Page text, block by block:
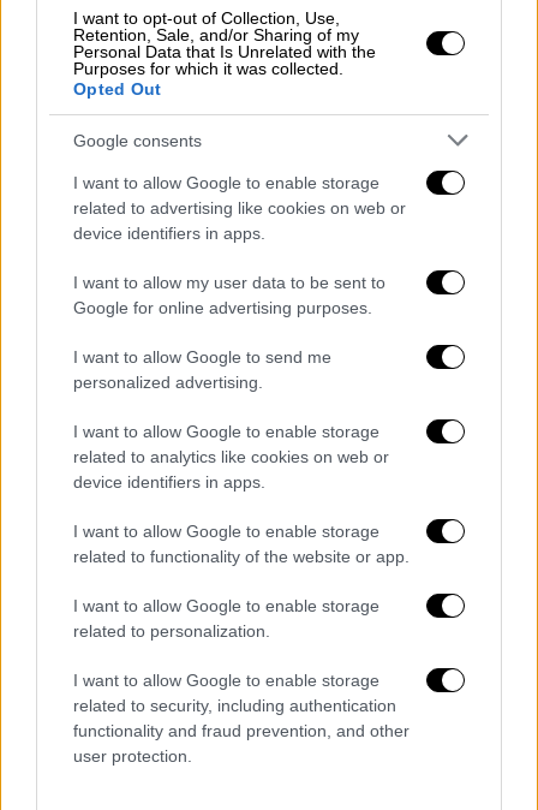
I want to opt-out of Collection, Use,
Retention, Sale, and/or Sharing of my
Personal Data that Is Unrelated with the
Purposes for which it was collected.
Opted Out
Google consents
I want to allow Google to enable storage
related to advertising like cookies on web or
device identifiers in apps.
I want to allow my user data to be sent to
Google for online advertising purposes.
I want to allow Google to send me
personalized advertising.
I want to allow Google to enable storage
related to analytics like cookies on web or
device identifiers in apps.
I want to allow Google to enable storage
related to functionality of the website or app.
I want to allow Google to enable storage
related to personalization.
I want to allow Google to enable storage
related to security, including authentication
functionality and fraud prevention, and other
user protection.
Δικαιούχοι είναι ο γονέας, οι γονείς ή οι
ασκούντες την επιμέλεια (ανάδοχοι,
κηδεμόνες κ.λπ.) ωφελούμενων παιδιών,
- κατά τα έτη 2024-2025, συμπλήρωσαν
συνολικά25 ημέρες ασφάλισης στον e-EΦΚΑ
ή/και ειδικής παροχής προστασίας
μητρότητας ή/και τακτικής επιδότησης
ανεργίας ή/και επιδότησης μακροχρόνιας
ανεργίας ή
- είναι εγγεγραμμένοι άνεργοι για
τουλάχιστον δύο μήνες κατά την ημερομηνία
λήξης της προθεσμίας υποβολής αιτήσεων ή
- είναι δικαιούχοι του βοηθήματος ανεργίας
ασφαλισμένων (τ. ΟΑΕΕ, τ. ΕΤΑΠ-ΜΜΕ και τ.
ΕΤΑΑ).
Τα κριτήρια επιλογής είναι οικονομικά και
Μετά την ολοκλήρωση της διαδικασίας
υποβολής των αιτήσεων,θα αναρτηθούν
προσωρινοί πίνακες